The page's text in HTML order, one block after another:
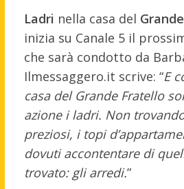
Ladri nella casa del
inizia su Canale 5 il
che sarà condotto da
Ilmessaggero.it scrive: “E
casa del Grande Fratello
azione i ladri. Non
preziosi, i topi
dovuti accontentare di
trovato: gli arredi.”